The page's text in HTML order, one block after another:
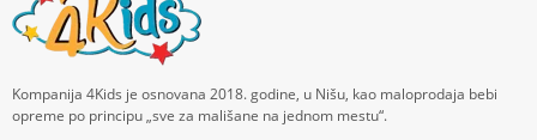
Kompanija 4Kids je osnovana 2018. godine, u Nišu, kao maloprodaja bebi
opreme po principu „sve za mališane na jednom mestu“.